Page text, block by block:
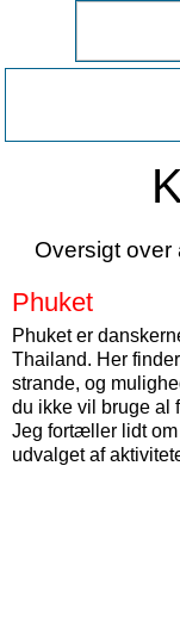
Oversigt over
Phuket
Phuket er
Thailand. Her
strande, og
du ikke vil bruge al
Jeg fortæller lidt om
udvalget af